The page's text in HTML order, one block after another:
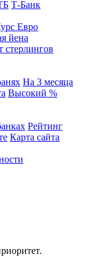
Т-Банк
Евро
йена
стерлингов
На 3 месяца
Высокий %
Рейтинг
Карта сайта